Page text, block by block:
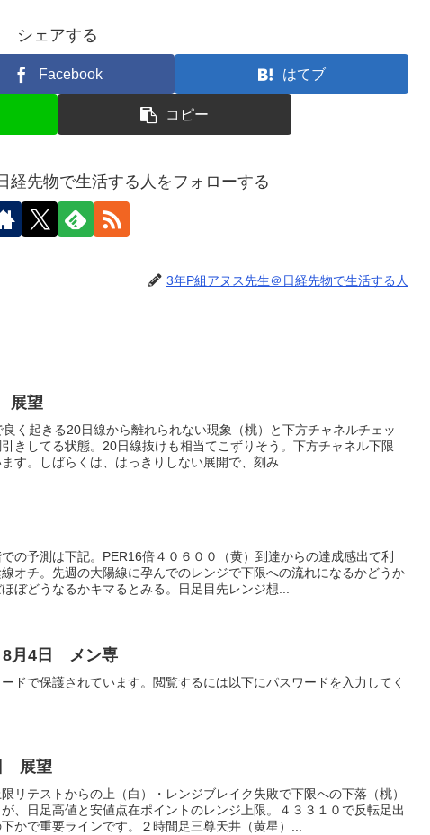
シェアする
Facebook はてブ
コピー
経先物で生活する人をフォローする
3年P組アヌス先生＠日経先物で生活する人
展望
く起きる20日線から離れられない現象（桃）と下方チャネルチェッ
きしてる状態。20日線抜けも相当てこずりそう。下方チャネル下限
す。しばらくは、はっきりしない展開で、刻み...
の予測は下記。PER16倍４０６００（黄）到達からの達成感出て利
オチ。先週の大陽線に孕んでのレンジで下限への流れになるかどうか
ぼどうなるかキマるとみる。日足目先レンジ想...
月4日 メン専
ドで保護されています。閲覧するには以下にパスワードを入力してく
展望
リテストからの上（白）・レンジブレイク失敗で下限への下落（桃）
、日足高値と安値点在ポイントのレンジ上限。４３３１０で反転足出
かで重要ラインです。２時間足三尊天井（黄星）...